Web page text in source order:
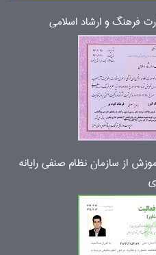
فرهنگ و ارشاد اسلامی
از سازمان نظام صنفی رایانه